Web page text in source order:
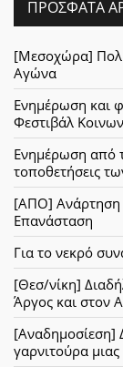
ΠΡΌΣΦΑΤΑ
[Μεσοχώρα]
Αγώνα
Ενημέρωση και
Φεστιβάλ
Ενημέρωση από
τοποθετήσεις
[ΑΠΟ] Ανάρτηση
Επανάσταση
Για το νεκρό
[Θεσ/νίκη]
Άργος και στον
[Αναδημοσίεση]
γαρνιτούρα